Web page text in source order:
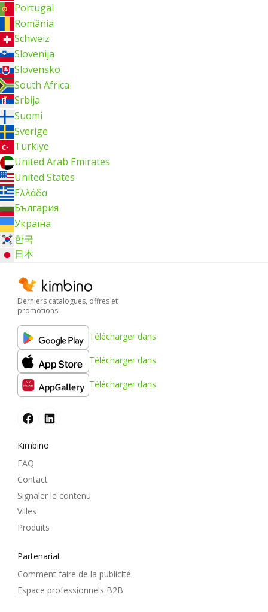
Portugal
România
Schweiz
Slovenija
Slovensko
South Africa
Srbija
Suomi
Sverige
Türkiye
United Arab Emirates
United States
Ελλάδα
България
Україна
한국
日本
Derniers catalogues, offres et
promotions
Télécharger dans
Télécharger dans
Télécharger dans
Kimbino
FAQ
Contact
Signaler le contenu
Villes
Produits
Partenariat
Comment faire de la publicité
Espace professionnels B2B